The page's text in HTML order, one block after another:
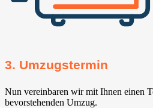
3. Umzugstermin
Nun vereinbaren wir mit Ihnen einen
bevorstehenden Umzug.